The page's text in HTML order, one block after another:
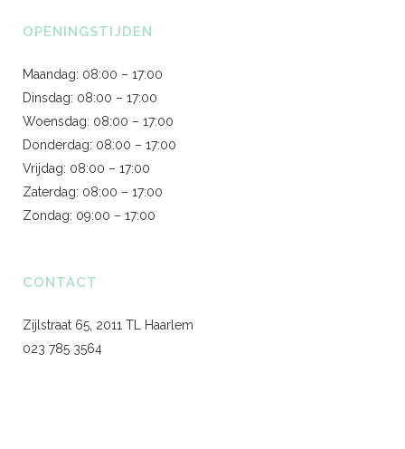
OPENINGSTIJDEN
Maandag: 08:00 – 17:00
Dinsdag: 08:00 – 17:00
Woensdag: 08:00 – 17:00
Donderdag: 08:00 – 17:00
Vrijdag: 08:00 – 17:00
Zaterdag: 08:00 – 17:00
Zondag: 09:00 – 17:00
CONTACT
Zijlstraat 65, 2011 TL Haarlem
023 785 3564